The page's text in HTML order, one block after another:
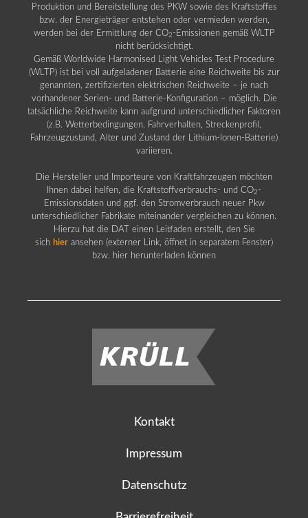
Produktion und Bereitstellung des PKW sowie des Kraftstoffes
bzw. der Energieträger entstehen oder vermieden werden,
werden bei der Ermittlung der CO2 -Emissionen gemäß WLTP
nicht berücksichtigt.
Gemäß Worldwide Harmonised Light Vehicles Test Procedure
(WLTP) ist bei voll aufgeladener Batterie eine Reichweite bis zur
genannten, zertifizierten elektrischen Reichweite – je nach
vorhandener Serien- und Batterie-Konfiguration – möglich. Die
tatsächliche Reichweite kann aufgrund unterschiedlicher Faktoren
(z.B. Wetterbedingungen, Fahrverhalten, Streckenprofil,
Fahrzeugzustand, Alter und Zustand der Lithium-Ionen-Batterie)
variieren.
Die Hersteller und Importeure von Kraftfahrzeugen möchten
Ihnen dabei helfen, die Kraftstoffverbrauchs- und CO2 -
Emissionsdaten und ggf. den Stromverbrauch neuer Pkw
unterschiedlicher Fabrikate miteinander vergleichen zu können.
Hierzu hat die DAT einen Leitfaden erstellt, den Sie
sich hier ansehen (externer Link, öffnet in separatem Fenster)
bzw. hier herunterladen können
Kontakt
Impressum
Datenschutz